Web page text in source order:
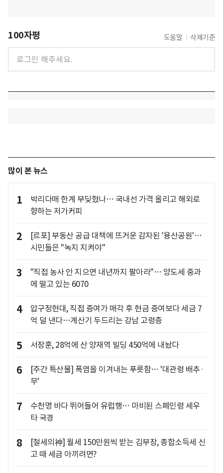
100자평 도움말 삭제기준
많이 본 뉴스
1
박리다매 한계 부딪혔나… 국내선 가격 올리고 해외로
향하는 저가커피
2
[르포] 부동산 공급 대책에 뜨거운 감자된 '용산공원'…
시민들은 "녹지 지켜야"
3
"직접 농사 안 지으면 내년까지 팔아라"… 양도세 중과
에 떨고 있는 6070
4
압구정현대, 직접 증여가 매각 후 현금 증여보다 세금 7
억 덜 낸다…계산기 두드리는 강남 고령층
5 서장훈, 28억에 산 양재역 빌딩 450억에 내놨다
6
[주간 특산물] 폭염을 이겨내는 푸릇함… '대관령 배추·
무'
7
수천명 바다 뛰어들어 유럽행… 마비된 스페인령 세우
타 국경
8
[절세의神] 월세 150만원씩 받는 김부장, 종합소득세 신
고 때 세금 아끼려면?